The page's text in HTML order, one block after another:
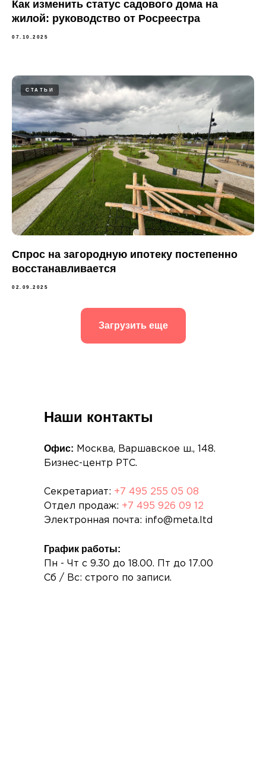
Как изменить статус садового дома на
жилой: руководство от Росреестра
07.10.2025
СТАТЬИ
Спрос на загородную ипотеку постепенно
восстанавливается
02.09.2025
Загрузить еще
Офис: Москва, Варшавское ш., 148.
Бизнес-центр РТС.
Секретариат: +7 495 255 05 08
Отдел продаж: +7 495 926 09 12
Электронная почта: info@meta.ltd
График работы:
Пн - Чт с 9.30 до 18.00. Пт до 17.00
Сб / Вс: строго по записи.
Наши контакты